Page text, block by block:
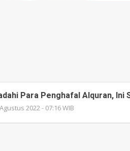
Para Penghafal Alquran, Ini
2022 - 07:16 WIB